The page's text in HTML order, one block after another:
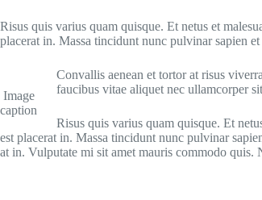
Risus quis varius quam quisque. Et netus et
placerat in. Massa tincidunt nunc pulvinar sapien
Image
caption
Convallis aenean et tortor at risus
faucibus vitae aliquet nec ullamcorper
Risus quis varius quam quisque. Et
est placerat in. Massa tincidunt nunc pulvinar
at in. Vulputate mi sit amet mauris commodo quis.